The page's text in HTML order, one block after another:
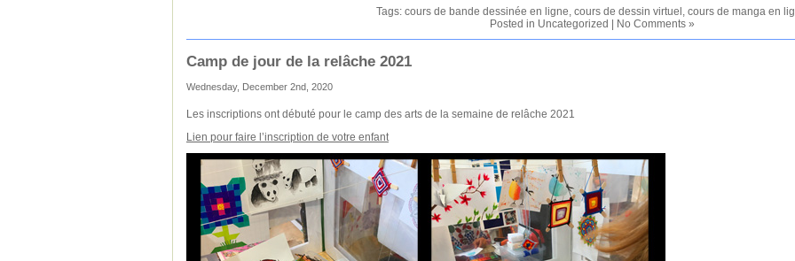
Tags: cours de bande dessinée en ligne, cours de dessin virtuel , cours de manga en
Posted in Uncategorized No Comments »
Camp de jour de la relâche 2021
Wednesday, December 2nd, 2020
Les inscriptions ont débuté pour le camp des arts de la semaine de relâche 2021
Lien pour faire l’inscription de votre enfant